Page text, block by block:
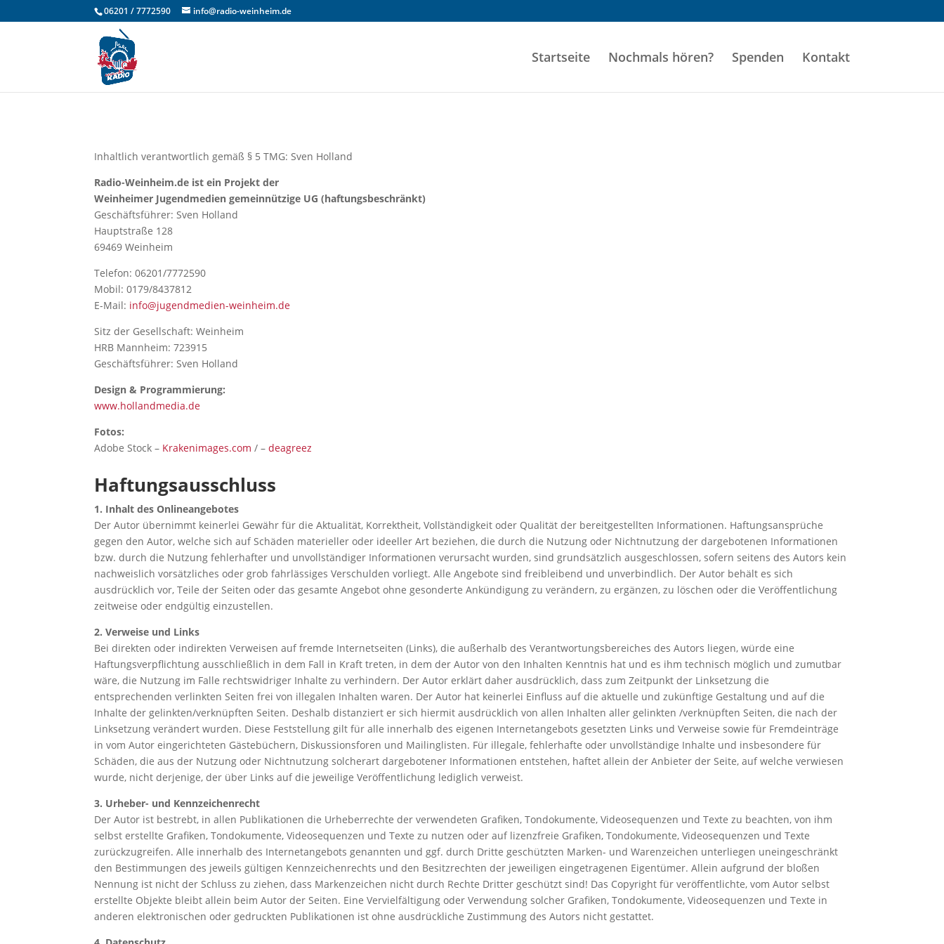
06201 / 7772590 info@radio-weinheim.de
Startseite Nochmals hören? Spenden Kontakt
Inhaltlich verantwortlich gemäß § 5 TMG: Sven Holland
Radio-Weinheim.de ist ein Projekt der
Weinheimer Jugendmedien gemeinnützige UG (haftungsbeschränkt)
Geschäftsführer: Sven Holland
Hauptstraße 128
69469 Weinheim
Telefon: 06201/7772590
Mobil: 0179/8437812
E-Mail: info@jugendmedien-weinheim.de
Sitz der Gesellschaft: Weinheim
HRB Mannheim: 723915
Geschäftsführer: Sven Holland
Design & Programmierung:
www.hollandmedia.de
Fotos:
Adobe Stock – Krakenimages.com / –deagreez
Haftungsausschluss
1. Inhalt des Onlineangebotes
Der Autor übernimmt keinerlei Gewähr für die Aktualität, Korrektheit, Vollständigkeit oder Qualität der bereitgestellten Informationen. Haftungsansprüche
gegen den Autor, welche sich auf Schäden materieller oder ideeller Art beziehen, die durch die Nutzung oder Nichtnutzung der dargebotenen Informationen
bzw. durch die Nutzung fehlerhafter und unvollständiger Informationen verursacht wurden, sind grundsätzlich ausgeschlossen, sofern seitens des Autors kein
nachweislich vorsätzliches oder grob fahrlässiges Verschulden vorliegt. Alle Angebote sind freibleibend und unverbindlich. Der Autor behält es sich
ausdrücklich vor, Teile der Seiten oder das gesamte Angebot ohne gesonderte Ankündigung zu verändern, zu ergänzen, zu löschen oder die Veröffentlichung
zeitweise oder endgültig einzustellen.
2. Verweise und Links
Bei direkten oder indirekten Verweisen auf fremde Internetseiten (Links), die außerhalb des Verantwortungsbereiches des Autors liegen, würde eine
Haftungsverpflichtung ausschließlich in dem Fall in Kraft treten, in dem der Autor von den Inhalten Kenntnis hat und es ihm technisch möglich und zumutbar
wäre, die Nutzung im Falle rechtswidriger Inhalte zu verhindern. Der Autor erklärt daher ausdrücklich, dass zum Zeitpunkt der Linksetzung die
entsprechenden verlinkten Seiten frei von illegalen Inhalten waren. Der Autor hat keinerlei Einfluss auf die aktuelle und zukünftige Gestaltung und auf die
Inhalte der gelinkten/verknüpften Seiten. Deshalb distanziert er sich hiermit ausdrücklich von allen Inhalten aller gelinkten /verknüpften Seiten, die nach der
Linksetzung verändert wurden. Diese Feststellung gilt für alle innerhalb des eigenen Internetangebots gesetzten Links und Verweise sowie für Fremdeinträge
in vom Autor eingerichteten Gästebüchern, Diskussionsforen und Mailinglisten. Für illegale, fehlerhafte oder unvollständige Inhalte und insbesondere für
Schäden, die aus der Nutzung oder Nichtnutzung solcherart dargebotener Informationen entstehen, haftet allein der Anbieter der Seite, auf welche verwiesen
wurde, nicht derjenige, der über Links auf die jeweilige Veröffentlichung lediglich verweist.
3. Urheber- und Kennzeichenrecht
Der Autor ist bestrebt, in allen Publikationen die Urheberrechte der verwendeten Grafiken, Tondokumente, Videosequenzen und Texte zu beachten, von ihm
selbst erstellte Grafiken, Tondokumente, Videosequenzen und Texte zu nutzen oder auf lizenzfreie Grafiken, Tondokumente, Videosequenzen und Texte
zurückzugreifen. Alle innerhalb des Internetangebots genannten und ggf. durch Dritte geschützten Marken- und Warenzeichen unterliegen uneingeschränkt
den Bestimmungen des jeweils gültigen Kennzeichenrechts und den Besitzrechten der jeweiligen eingetragenen Eigentümer. Allein aufgrund der bloßen
Nennung ist nicht der Schluss zu ziehen, dass Markenzeichen nicht durch Rechte Dritter geschützt sind! Das Copyright für veröffentlichte, vom Autor selbst
erstellte Objekte bleibt allein beim Autor der Seiten. Eine Vervielfältigung oder Verwendung solcher Grafiken, Tondokumente, Videosequenzen und Texte in
anderen elektronischen oder gedruckten Publikationen ist ohne ausdrückliche Zustimmung des Autors nicht gestattet.